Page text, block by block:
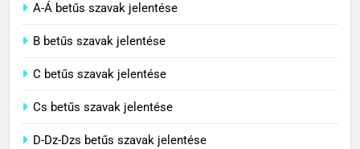
C BETŰS SZAVAK JELENTÉSE
3
A-Á betűs szavak jelentése
B betűs szavak jelentése
C betűs szavak jelentése
Cs betűs szavak jelentése
D-Dz-Dzs betűs szavak jelentése